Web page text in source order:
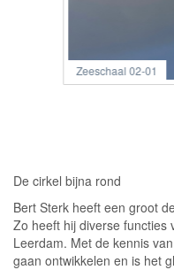
Zeeschaal 02-01
De cirkel bijna rond
Bert Sterk heeft een groot
Zo heeft hij diverse functies
Leerdam. Met de kennis
gaan ontwikkelen en is het